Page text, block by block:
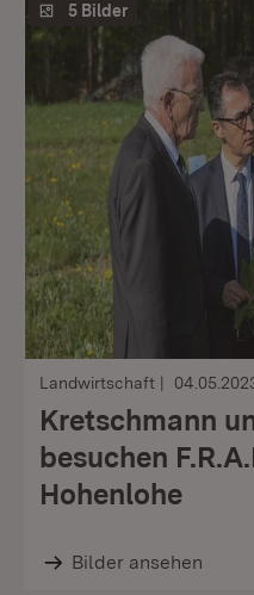
5 Bilder
Landwirtschaft
Kretschmann
besuchen
Hohenlohe
Bilder ansehen